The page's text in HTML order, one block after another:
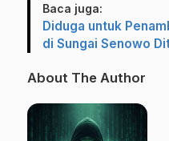
Baca juga:
Diduga untuk
di Sungai Senowo
About The Author